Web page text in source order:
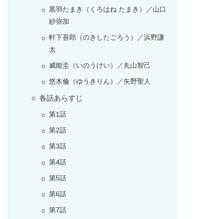
黒羽たまき（くろはね たまき）／山口
紗弥加
軒下吾郎（のきしたごろう）／浜野謙
太
威能圭（いのうけい）／丸山智己
悠木倫（ゆうきりん）／矢野聖人
各話あらすじ
第1話
第2話
第3話
第4話
第5話
第6話
第7話